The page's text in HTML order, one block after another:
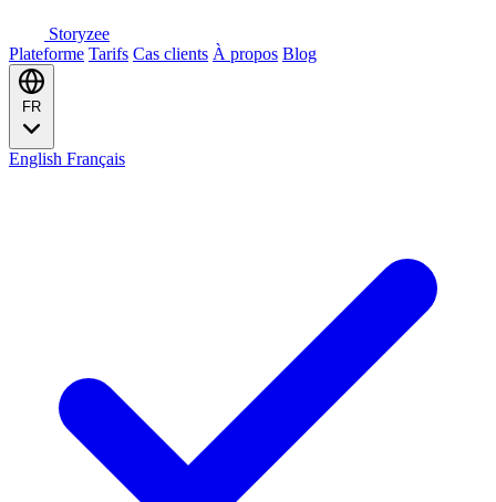
Storyzee
Plateforme Tarifs Cas clients À propos Blog
English Français